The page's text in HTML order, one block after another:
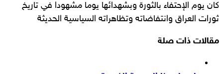
كان يوم الإحتفاء بالثورة وبشهدائها يوما مشهودا في تاريخ
ثورات العراق وانتفاضاته وتظاهراته السياسية الحديثة
مقالات ذات صلة